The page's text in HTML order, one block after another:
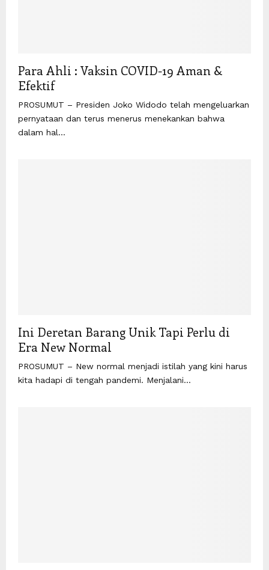
Para Ahli : Vaksin COVID-19 Aman &
Efektif
PROSUMUT – Presiden Joko Widodo telah mengeluarkan
pernyataan dan terus menerus menekankan bahwa
dalam hal...
Ini Deretan Barang Unik Tapi Perlu di
Era New Normal
PROSUMUT – New normal menjadi istilah yang kini harus
kita hadapi di tengah pandemi. Menjalani...